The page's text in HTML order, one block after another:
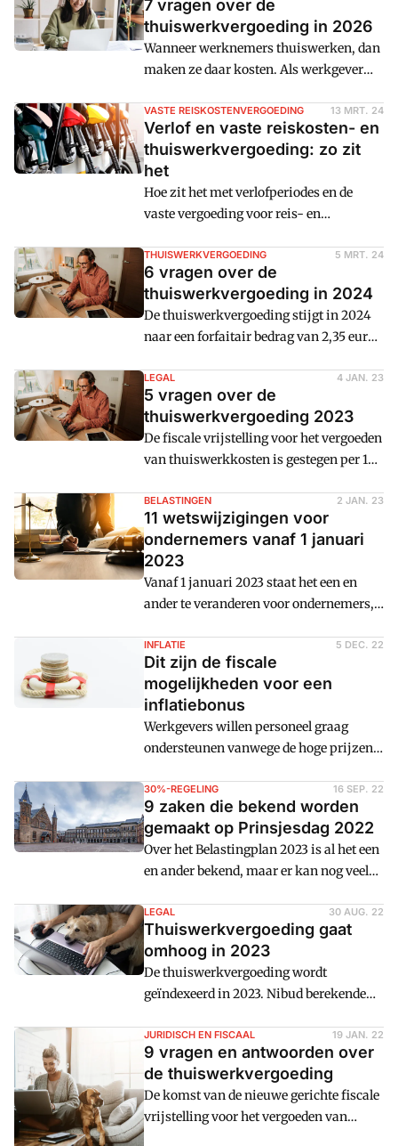
7 vragen over de
thuiswerkvergoeding in 2026
Wanneer werknemers thuiswerken, dan
maken ze daar kosten. Als werkgever
vrijstelling voor de vergoeding ervan.
Cm: zet 7 vragen over de
thuiswerkvergoeding van dit jaar op een
rij.
VASTE REISKOSTENVERGOEDING 13 MRT. 24
Verlof en vaste reiskosten- en
thuiswerkvergoeding: zo zit
het
Hoe zit het met verlofperiodes en de
vaste vergoeding voor reis- en
meer dan twee maanden niet meer naar
de vaste plek van werkzaamheden reist,
is er niet langer sprake van een
incidentele aanpassing in het
arbeidspatroon.
THUISWERKVERGOEDING 5 MRT. 24
6 vragen over de
thuiswerkvergoeding in 2024
De thuiswerkvergoeding stijgt in 2024
naar een forfaitair bedrag van 2,35 euro
de extra kosten door het thuiswerken,
zoals voor water- en
elektriciteitsgebruik, verwarming,
koffie, thee en toiletpapier. Cm: zet zes
vragen en antwoorden op een rij.
LEGAL 4 JAN. 23
5 vragen over de
thuiswerkvergoeding 2023
De fiscale vrijstelling voor het vergoeden
van thuiswerkkosten is gestegen per 1
BELASTINGEN 2 JAN. 23
11 wetswijzigingen voor
ondernemers vanaf 1 januari
2023
Vanaf 1 januari 2023 staat het een en
ander te veranderen voor ondernemers,
vrijstellingen.
INFLATIE 5 DEC. 22
Dit zijn de fiscale
mogelijkheden voor een
inflatiebonus
Werkgevers willen personeel graag
ondersteunen vanwege de hoge prijzen.
inflatiebonus?
30%-REGELING 16 SEP. 22
9 zaken die bekend worden
gemaakt op Prinsjesdag 2022
Over het Belastingplan 2023 is al het een
en ander bekend, maar er kan nog veel
om de arm zijn dit enkele voor
ondernemers en controllers interessante
ontwikkelingen die op Prinsjesdag 2022
worden aangekondigd. 1. Verlaging Vpb-
schijfgrens De schijfgrens van het tarief
gaat omlaag. Dat
LEGAL 30 AUG. 22
Thuiswerkvergoeding gaat
omhoog in 2023
De thuiswerkvergoeding wordt
geïndexeerd in 2023. Nibud berekende
in plaats van 2. Volgens de
inflatiecorrectie van het ministerie van
financiën komt het nieuwe bedrag op
2,13 euro uit. Dat schrijft
staatssecretaris Van Rij in antwoord op
JURIDISCH EN FISCAAL 19 JAN. 22
9 vragen en antwoorden over
de thuiswerkvergoeding
De komst van de nieuwe gerichte fiscale
vrijstelling voor het vergoeden van
thuiswerkkosten roept enkele vragen